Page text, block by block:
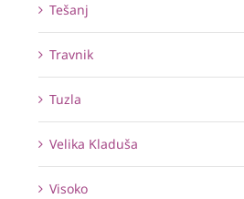
Tešanj
Travnik
Tuzla
Velika Kladuša
Visoko